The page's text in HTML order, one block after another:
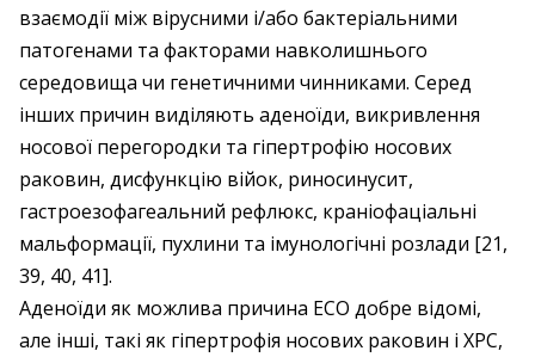
взаємодії між вірусними і/або бактеріальними
патогенами та факторами навколишнього
середовища чи генетичними чинниками. Серед
інших причин виділяють аденоїди, викривлення
носової перегородки та гіпертрофію носових
раковин, дисфункцію війок, риносинусит,
гастроезофагеальний рефлюкс, краніофаціальні
мальформації, пухлини та імунологічні розлади [21,
39, 40, 41].
Аденоїди як можлива причина ЕСО добре відомі,
але інші, такі як гіпертрофія носових раковин і ХРС,